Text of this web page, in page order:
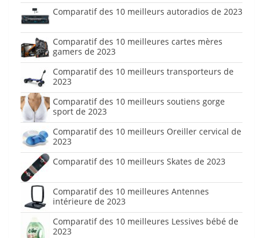
Comparatif des 10 meilleurs autoradios de 2023
Comparatif des 10 meilleures cartes mères
gamers de 2023
Comparatif des 10 meilleurs transporteurs de
2023
Comparatif des 10 meilleurs soutiens gorge
sport de 2023
Comparatif des 10 meilleurs Oreiller cervical de
2023
Comparatif des 10 meilleurs Skates de 2023
Comparatif des 10 meilleures Antennes
intérieure de 2023
Comparatif des 10 meilleures Lessives bébé de
2023